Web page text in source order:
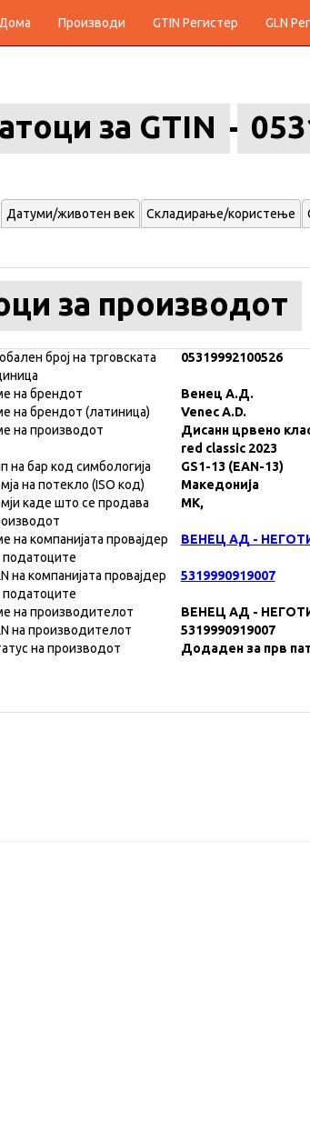
Дома Производи GTIN Регистер GLN
за GTIN
Датуми/животен век Складирање/користење
за производот
број на трговската
05319992100526
на брендот
Венец А.Д.
на брендот (латиница)
Venec A.D.
на производот
Дисанн црвено
red classic 2023
на бар код симбологија
GS1-13 (EAN-13)
на потекло (ISO код)
Македонија
каде што се продава
MK,
на компанијата провајдер
податоците
ВЕНЕЦ АД -
на компанијата провајдер
податоците
5319990919007
на производителот
ВЕНЕЦ АД -
на производителот
5319990919007
на производот
Додаден за прв